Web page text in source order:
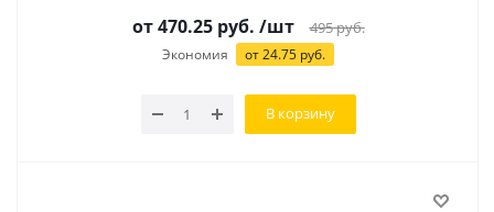
от470.25руб. /шт 495руб.
Экономия от24.75 руб.
В корзину